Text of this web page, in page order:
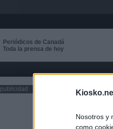
Nosotros y
como
Periódicos de Canadá
Toda la prensa de hoy
publicidad